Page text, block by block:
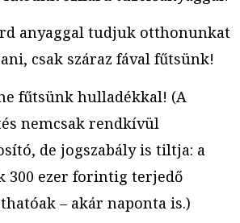
anyaggal tudjuk otthonunkat
csak száraz fával fűtsünk!
fűtsünk hulladékkal! (A
nemcsak rendkívül
de jogszabály is tiltja: a
300 ezer forintig terjedő
– akár naponta is.)